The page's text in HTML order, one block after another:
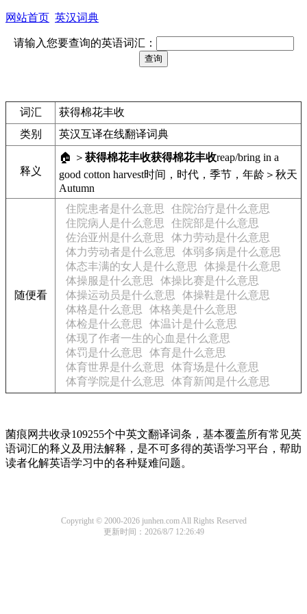
网站首页 英汉词典
请输入您要查询的英语词汇：
词汇
获得棉花丰收
类别
英汉互译在线翻译词典
释义
🏠 ＞ 获得棉花丰收获得棉花丰收reap/bring in a
good cotton harvest时间，时代，季节，年龄＞秋天
Autumn
随便看
住院患者是什么意思
住院治疗是什么意思
住院病人是什么意思
住院部是什么意思
佐治亚州是什么意思
体力劳动是什么意思
体力劳动者是什么意思
体弱多病是什么意思
体态丰满的女人是什么意思
体操是什么意思
体操服是什么意思
体操比赛是什么意思
体操运动员是什么意思
体操鞋是什么意思
体格是什么意思
体格美是什么意思
体检是什么意思
体温计是什么意思
体现了作者一生的心血是什么意思
体罚是什么意思
体育是什么意思
体育世界是什么意思
体育场是什么意思
体育学院是什么意思
体育新闻是什么意思
菌痕网共收录109255个中英文翻译词条，基本覆盖所有常见英
语词汇的释义及用法解释，是不可多得的英语学习平台，帮助
读者化解英语学习中的各种疑难问题。
Copyright © 2000-2026 junhen.com All Rights Reserved
更新时间：2026/8/7 12:26:49